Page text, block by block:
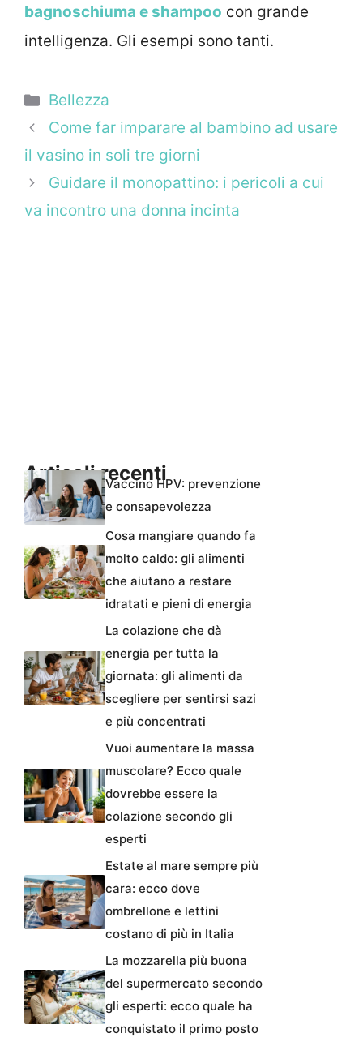
bagnoschiuma e shampoo con grande
intelligenza. Gli esempi sono tanti.
Categorie
Bellezza
Come far imparare al bambino ad usare
il vasino in soli tre giorni
Guidare il monopattino: i pericoli a cui
va incontro una donna incinta
Articoli recentiVaccino HPV: prevenzione
e consapevolezza
Cosa mangiare quando fa
molto caldo: gli alimenti
che aiutano a restare
idratati e pieni di energia
La colazione che dà
energia per tutta la
giornata: gli alimenti da
scegliere per sentirsi sazi
e più concentrati
Vuoi aumentare la massa
muscolare? Ecco quale
dovrebbe essere la
colazione secondo gli
esperti
Estate al mare sempre più
cara: ecco dove
ombrellone e lettini
costano di più in Italia
La mozzarella più buona
del supermercato secondo
gli esperti: ecco quale ha
conquistato il primo posto